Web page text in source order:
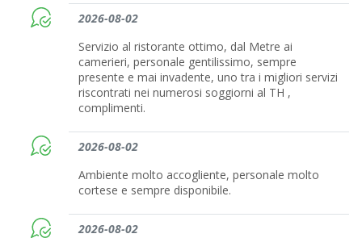
2026-08-02
Servizio al ristorante ottimo, dal Metre ai
camerieri, personale gentilissimo, sempre
presente e mai invadente, uno tra i migliori servizi
riscontrati nei numerosi soggiorni al TH ,
complimenti.
2026-08-02
Ambiente molto accogliente, personale molto
cortese e sempre disponibile.
2026-08-02